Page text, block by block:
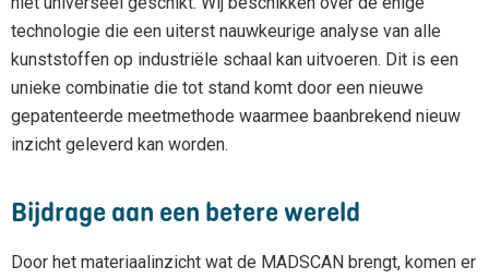
technologie die een uiterst nauwkeurige analyse van alle
kunststoffen op industriële schaal kan uitvoeren. Dit is een
unieke combinatie die tot stand komt door een nieuwe
gepatenteerde meetmethode waarmee baanbrekend nieuw
inzicht geleverd kan worden.
Bijdrage aan een betere wereld
Door het materiaalinzicht wat de MADSCAN brengt, komen er